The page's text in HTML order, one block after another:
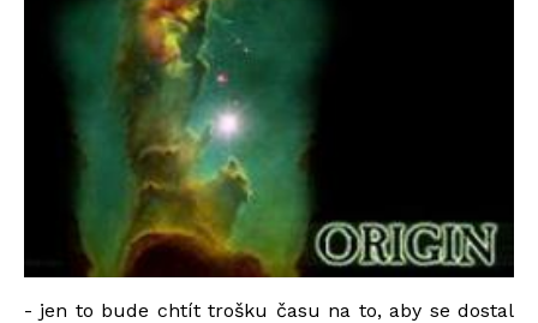
- jen to bude chtít trošku času na to, aby se dostal